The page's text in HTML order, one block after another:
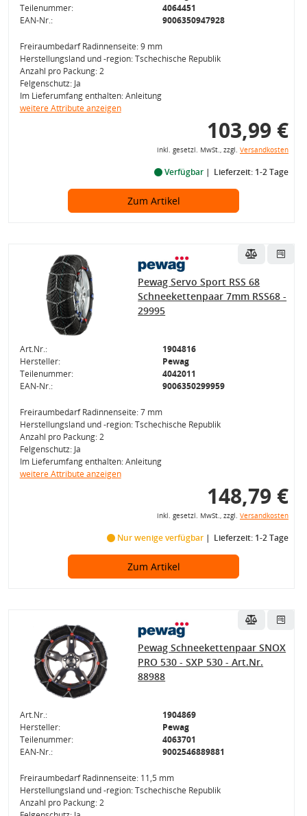
Teilenummer:
4064451
EAN-Nr.:
9006350947928
Freiraumbedarf Radinnenseite: 9 mm
Herstellungsland und -region: Tschechische Republik
Anzahl pro Packung: 2
Felgenschutz: Ja
Im Lieferumfang enthalten: Anleitung
weitere Attribute anzeigen
103,99 €
inkl. gesetzl. MwSt., zzgl. Versandkosten
Verfügbar Lieferzeit: 1-2 Tage
Zum Artikel
Pewag Servo Sport RSS 68
Schneekettenpaar 7mm RSS68 -
29995
Art.Nr.:
1904816
Hersteller:
Pewag
Teilenummer:
4042011
EAN-Nr.:
9006350299959
Freiraumbedarf Radinnenseite: 7 mm
Herstellungsland und -region: Tschechische Republik
Anzahl pro Packung: 2
Felgenschutz: Ja
Im Lieferumfang enthalten: Anleitung
weitere Attribute anzeigen
148,79 €
inkl. gesetzl. MwSt., zzgl. Versandkosten
Nur wenige verfügbar Lieferzeit: 1-2 Tage
Zum Artikel
Pewag Schneekettenpaar SNOX
PRO 530 - SXP 530 - Art.Nr.
88988
Art.Nr.:
1904869
Hersteller:
Pewag
Teilenummer:
4063701
EAN-Nr.:
9002546889881
Freiraumbedarf Radinnenseite: 11,5 mm
Herstellungsland und -region: Tschechische Republik
Anzahl pro Packung: 2